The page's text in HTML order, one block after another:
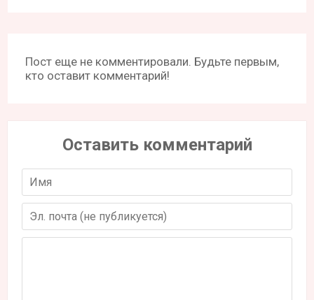
Пост еще не комментировали. Будьте первым,
кто оставит комментарий!
Оставить комментарий